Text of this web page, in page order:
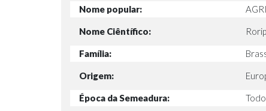
Nome popular:
Nome Ciêntífico:
Família:
Origem:
Época da Semeadura: